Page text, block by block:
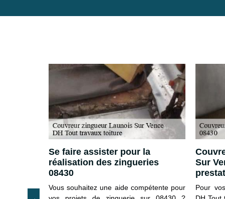
chaque
Se faire assister pour la
réalisation des zingueries
08430
Vous souhaitez une aide compétente pour
Sur
Pour